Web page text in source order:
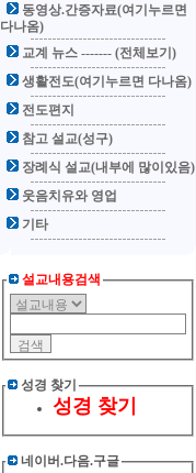
동영상.간증자료(여기누르면
다나옴)
교계 뉴스 ------- (전체보기)
생활전도(여기누르면 다나옴)
전도편지
참고 설교(성구)
장례식 설교(내부에 많이있음)
웃음치유와 영업
기타
설교내용검색
성경 찾기
성경 찾기
네이버.다음.구글